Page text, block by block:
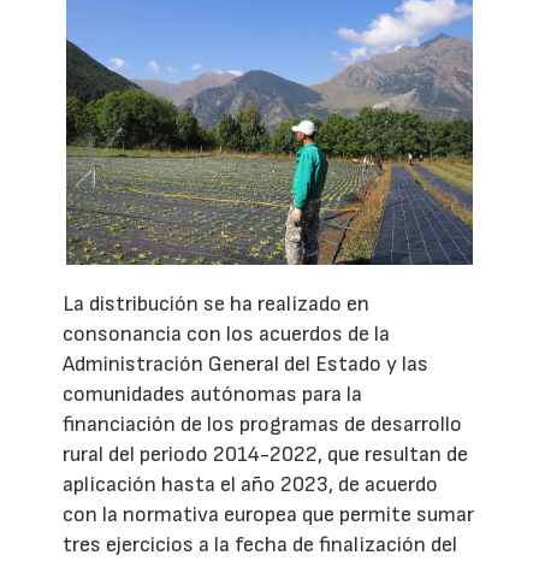
La distribución se ha realizado en
consonancia con los acuerdos de la
Administración General del Estado y las
comunidades autónomas para la
financiación de los programas de desarrollo
rural del periodo 2014-2022, que resultan de
aplicación hasta el año 2023, de acuerdo
con la normativa europea que permite sumar
tres ejercicios a la fecha de finalización del